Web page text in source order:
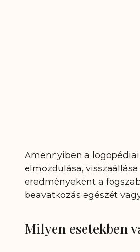
Amennyiben a
elmozdulása,
eredményeként a
beavatkozás egészét
Milyen esetekben